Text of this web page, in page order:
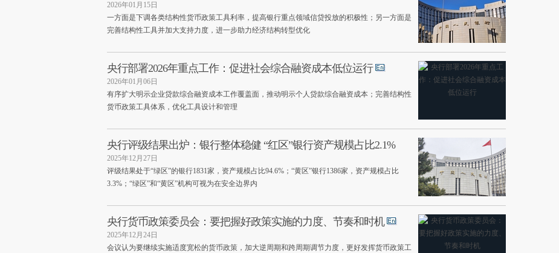
2026年01月15日
一方面是下调各类结构性货币政策工具利率，提高银行重点领域信贷投放的积极性；另一方面是
完善结构性工具并加大支持力度，进一步助力经济结构转型优化
央行部署2026年重点工作：促进社会综合融资成本低位运行
2026年01月06日
有序扩大明示企业贷款综合融资成本工作覆盖面，推动明示个人贷款综合融资成本；完善结构性
货币政策工具体系，优化工具设计和管理
央行评级结果出炉：银行整体稳健 “红区”银行资产规模占比2.1%
2025年12月27日
评级结果处于“绿区”的银行1831家，资产规模占比94.6%；“黄区”银行1386家，资产规模占比
3.3%；“绿区”和“黄区”机构可视为在安全边界内
央行货币政策委员会：要把握好政策实施的力度、节奏和时机
2025年12月24日
会议认为要继续实施适度宽松的货币政策，加大逆周期和跨周期调节力度，更好发挥货币政策工